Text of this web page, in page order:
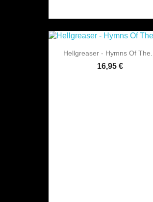
Hellgreaser - Hymns Of The...
16,95 €